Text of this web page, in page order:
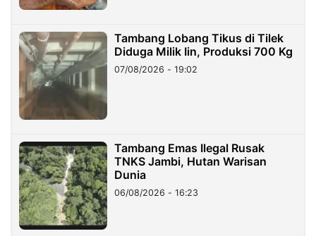
Tambang Lobang Tikus di Tilek
Diduga Milik Iin, Produksi 700 Kg
07/08/2026 - 19:02
Tambang Emas Ilegal Rusak
TNKS Jambi, Hutan Warisan
Dunia
06/08/2026 - 16:23